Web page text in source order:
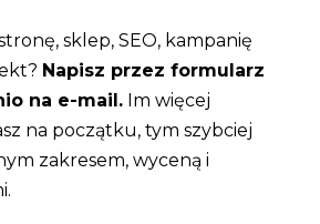
sklep, SEO, kampanię
Napisz przez formularz
na e-mail. Im więcej
na początku, tym szybciej
zakresem, wyceną i